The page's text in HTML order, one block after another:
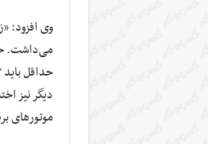
وی افزود:
می‌داشت.
دیگر نیز
موتور‌های